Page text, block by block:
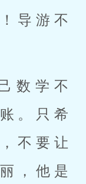
导游不
数学不
。只希
不要让
，他是